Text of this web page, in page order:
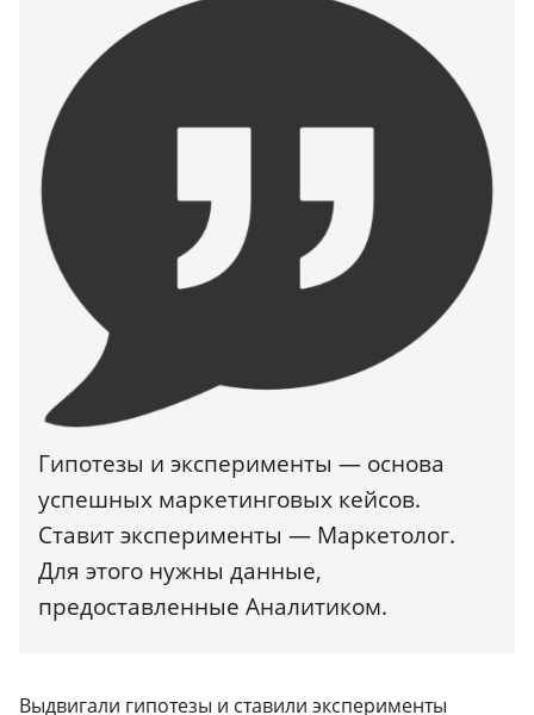
Гипотезы и эксперименты — основа
успешных маркетинговых кейсов.
Ставит эксперименты — Маркетолог.
Для этого нужны данные,
предоставленные Аналитиком.
Выдвигали гипотезы и ставили эксперименты